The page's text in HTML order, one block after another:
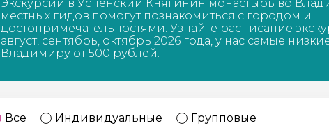
Калининград
Россия
28 экскурсий
Кисловодск
Россия
20 экскурсий
Дербент 17 экскурсий
Экскурсии в Успенский Княгинин монастырь во
местных гидов помогут познакомиться с городом и
достопримечательностями. Узнайте расписание
август, сентябрь, октябрь 2026 года, у нас самые
Владимиру от 500 рублей.
Все Индивидуальные Групповые